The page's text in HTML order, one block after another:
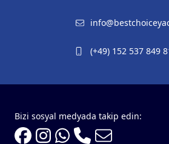
(+49) 152 537 849
Bizi sosyal medyada takip edin: